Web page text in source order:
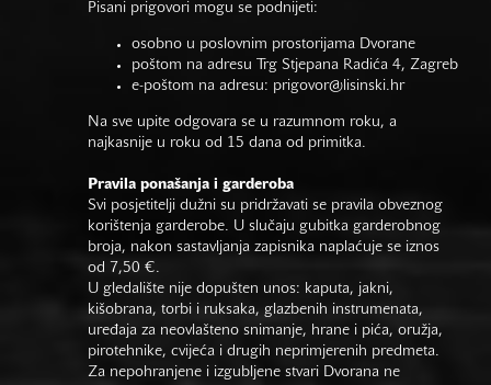
Pisani prigovori mogu se podnijeti:
osobno u poslovnim prostorijama Dvorane
poštom na adresu Trg Stjepana Radića 4, Zagreb
e-poštom na adresu: prigovor@lisinski.hr
Na sve upite odgovara se u razumnom roku, a
najkasnije u roku od 15 dana od primitka.
Pravila ponašanja i garderoba
Svi posjetitelji dužni su pridržavati se pravila obveznog
korištenja garderobe. U slučaju gubitka garderobnog
broja, nakon sastavljanja zapisnika naplaćuje se iznos
od 7,50 €.
U gledalište nije dopušten unos: kaputa, jakni,
kišobrana, torbi i ruksaka, glazbenih instrumenata,
uređaja za neovlašteno snimanje, hrane i pića, oružja,
pirotehnike, cvijeća i drugih neprimjerenih predmeta.
Za nepohranjene i izgubljene stvari Dvorana ne